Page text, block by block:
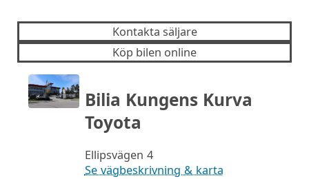
Kontakta säljare
Köp bilen online
Bilia Kungens Kurva
Toyota
Ellipsvägen 4
Se vägbeskrivning & karta